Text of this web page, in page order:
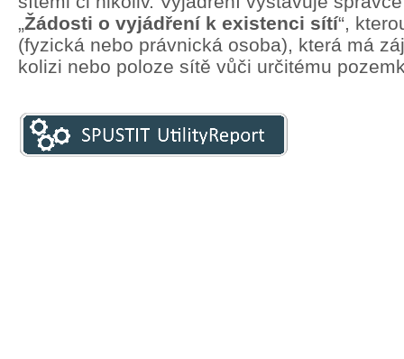
„Žádosti o vyjádření k existenci sítí“,
(fyzická nebo právnická osoba), která má
kolizi nebo poloze sítě vůči určitému